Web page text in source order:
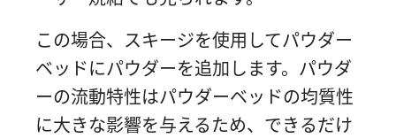
この場合、スキージを使用してパウダー
ベッドにパウダーを追加します。パウダ
ーの流動特性はパウダーベッドの均質性
に大きな影響を与えるため、できるだけ